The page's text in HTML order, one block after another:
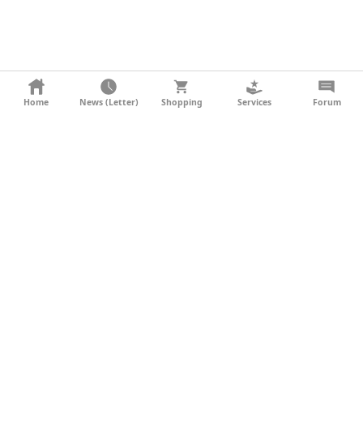
KONTAKT
Home News (Letter) Shopping Services Forum